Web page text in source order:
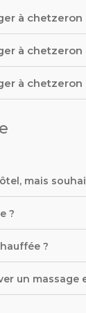
à
à chetzeron
à
mais
?
?
un massage